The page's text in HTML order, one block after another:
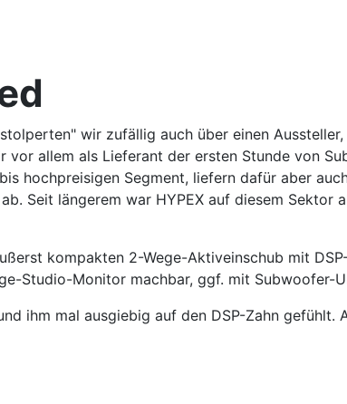
wir zufällig auch über einen
vor allem als Lieferant der ersten Stunde von
hochpreisigen Segment, liefern dafür aber
Seit längerem war HYPEX auf diesem Sektor
kompakten 2-Wege-Aktiveinschub mit
Studio-Monitor machbar, ggf. mit Subwoofer-
ihm mal ausgiebig auf den DSP-Zahn gefühlt.